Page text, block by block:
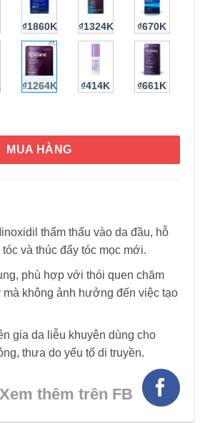
₫1860K ₫1324K ₫670K
₫1264K ₫414K ₫661K
phụ nữ Women’s Rogaine 2% Minoxidil
MUA HÀNG
thẩm thấu vào da đầu, hỗ
và thúc đẩy tóc mọc mới.
phù hợp với thói quen chăm
mà không ảnh hưởng đến việc tạo
gia da liễu khuyên dùng cho
thưa do yếu tố di truyền.
Xem thêm trên FB